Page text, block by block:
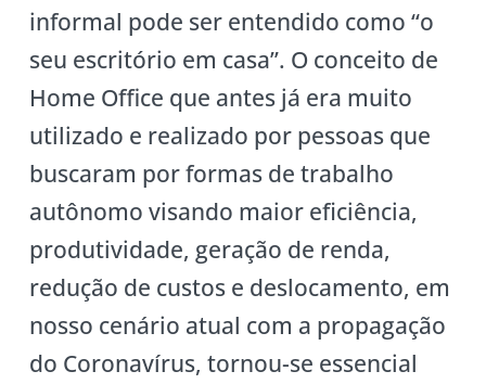
informal pode ser entendido como “o
seu escritório em casa”. O conceito de
Home Office que antes já era muito
utilizado e realizado por pessoas que
buscaram por formas de trabalho
autônomo visando maior eficiência,
produtividade, geração de renda,
redução de custos e deslocamento, em
nosso cenário atual com a propagação
do Coronavírus, tornou-se essencial